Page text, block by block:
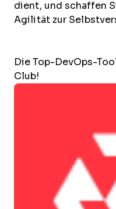
dient, und schaffen
Agilität zur
Die Top-DevOps-
Club!